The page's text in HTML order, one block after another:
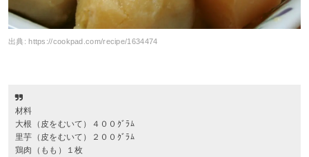
出典:https://cookpad.com/recipe/1634474
材料
大根（皮をむいて）４００ｸﾞﾗﾑ
里芋（皮をむいて）２００ｸﾞﾗﾑ
鶏肉（もも）１枚